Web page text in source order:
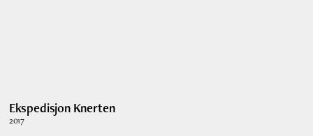
Ekspedisjon Knerten
2017